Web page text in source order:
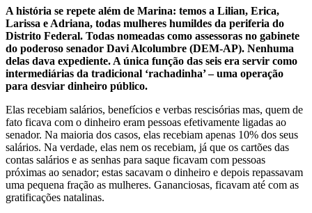
A história se repete além de Marina: temos a Lilian, Erica,
Larissa e Adriana, todas mulheres humildes da periferia do
Distrito Federal. Todas nomeadas como assessoras no gabinete
do poderoso senador Davi Alcolumbre (DEM-AP). Nenhuma
delas dava expediente. A única função das seis era servir como
intermediárias da tradicional ‘rachadinha’ – uma operação
para desviar dinheiro público.
Elas recebiam salários, benefícios e verbas rescisórias mas, quem de
fato ficava com o dinheiro eram pessoas efetivamente ligadas ao
senador. Na maioria dos casos, elas recebiam apenas 10% dos seus
salários. Na verdade, elas nem os recebiam, já que os cartões das
contas salários e as senhas para saque ficavam com pessoas
próximas ao senador; estas sacavam o dinheiro e depois repassavam
uma pequena fração as mulheres. Gananciosas, ficavam até com as
gratificações natalinas.